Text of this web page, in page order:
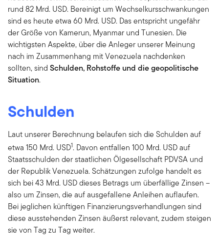
rund 82 Mrd. USD. Bereinigt um Wechselkursschwankungen
sind es heute etwa 60 Mrd. USD. Das entspricht ungefähr
der Größe von Kamerun, Myanmar und Tunesien. Die
wichtigsten Aspekte, über die Anleger unserer Meinung
nach im Zusammenhang mit Venezuela nachdenken
sollten, sind Schulden, Rohstoffe und die geopolitische
Situation.
Schulden
Laut unserer Berechnung belaufen sich die Schulden auf
etwa 150 Mrd. USD1. Davon entfallen 100 Mrd. USD auf
Staatsschulden der staatlichen Ölgesellschaft PDVSA und
der Republik Venezuela. Schätzungen zufolge handelt es
sich bei 43 Mrd. USD dieses Betrags um überfällige Zinsen –
also um Zinsen, die auf ausgefallene Anleihen auflaufen.
Bei jeglichen künftigen Finanzierungsverhandlungen sind
diese ausstehenden Zinsen äußerst relevant, zudem steigen
sie von Tag zu Tag weiter.